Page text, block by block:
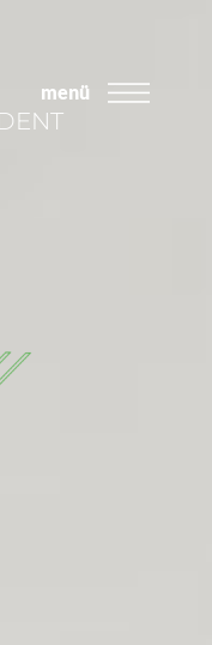
menü